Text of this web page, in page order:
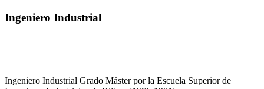
Ingeniero Industrial
Ingeniero Industrial Grado Máster por la Escuela Superior de